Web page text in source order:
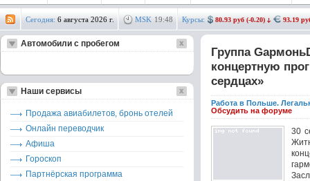
Сегодня: 6 августа 2026 г. MSK 19:48 Курсы: 80.93 руб (-0.20) 93.19
Группа
концертную
сердцах»
Работа в Польше.
Обсудить на форуме
30
Автомобили с пробегом
Наши сервисы
Продажа авиабилетов, бронь отелей
Онлайн переводчик
Афиша
Гороскоп
Партнёрская программа